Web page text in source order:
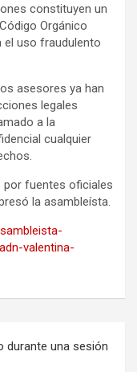
constituyen un
Orgánico
el uso fraudulento
asesores ya han
legales
a la
cualquier
por fuentes oficiales
la asambleísta.
valentina-
durante una sesión